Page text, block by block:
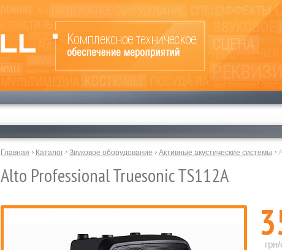
Главная Каталог Звуковое оборудование Активные акустические системы
Alto Professional Truesonic TS112A